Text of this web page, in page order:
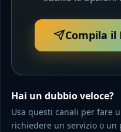
Compila il
Hai un dubbio veloce?
Usa questi canali per fare
richiedere un servizio o